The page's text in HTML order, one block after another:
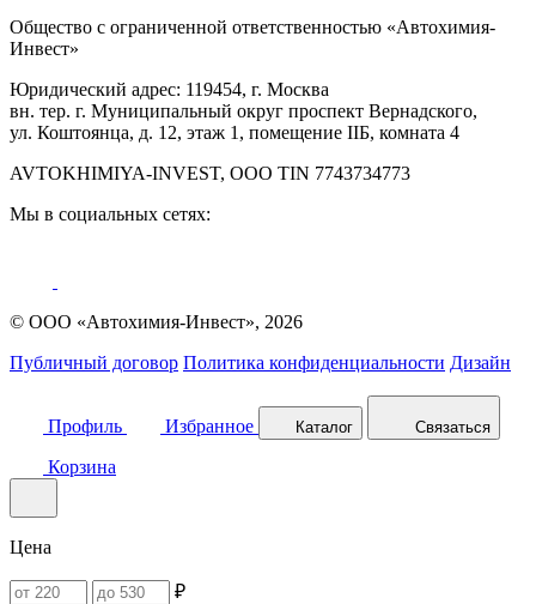
Общество с ограниченной ответственностью «Автохимия-
Инвест»
Юридический адрес: 119454, г. Москва
вн. тер. г. Муниципальный округ проспект Вернадского,
ул. Коштоянца, д. 12, этаж 1, помещение IIБ, комната 4
AVTOKHIMIYA-INVEST, OOO TIN 7743734773
Мы в социальных сетях:
© ООО «Автохимия-Инвест», 2026
Публичный договор Политика конфиденциальности Дизайн
Профиль Избранное Каталог Связаться
Корзина
Цена
₽